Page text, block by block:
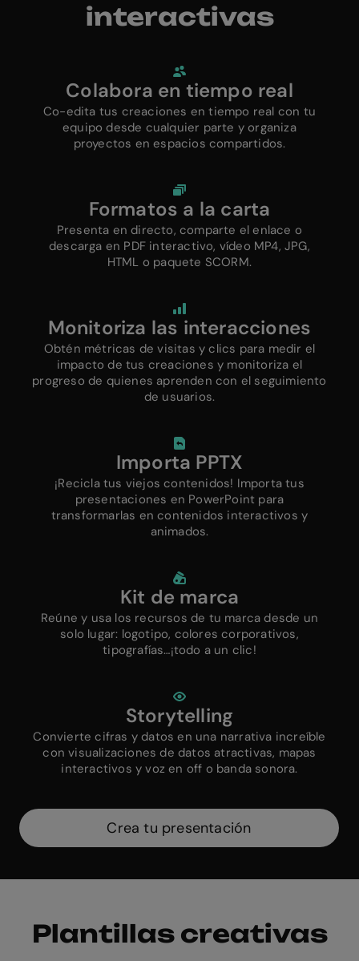
interactivas
Colabora en tiempo real
Co-edita tus creaciones en tiempo real con tu
equipo desde cualquier parte y organiza
proyectos en espacios compartidos.
Formatos a la carta
Presenta en directo, comparte el enlace o
descarga en PDF interactivo, vídeo MP4, JPG,
HTML o paquete SCORM.
Monitoriza las interacciones
Obtén métricas de visitas y clics para medir el
impacto de tus creaciones y monitoriza el
progreso de quienes aprenden con el seguimiento
de usuarios.
Importa PPTX
¡Recicla tus viejos contenidos! Importa tus
presentaciones en PowerPoint para
transformarlas en contenidos interactivos y
animados.
Kit de marca
Reúne y usa los recursos de tu marca desde un
solo lugar: logotipo, colores corporativos,
tipografías…¡todo a un clic!
Storytelling
Convierte cifras y datos en una narrativa increíble
con visualizaciones de datos atractivas, mapas
interactivos y voz en off o banda sonora.
Crea tu presentación
Plantillas creativas